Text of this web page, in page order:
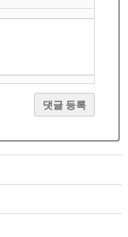
댓글 등록